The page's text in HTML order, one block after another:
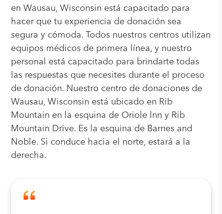
en Wausau, Wisconsin está capacitado para
hacer que tu experiencia de donación sea
segura y cómoda. Todos nuestros centros utilizan
equipos médicos de primera línea, y nuestro
personal está capacitado para brindarte todas
las respuestas que necesites durante el proceso
de donación. Nuestro centro de donaciones de
Wausau, Wisconsin está ubicado en Rib
Mountain en la esquina de Oriole lnn y Rib
Mountain Drive. Es la esquina de Barnes and
Noble. Si conduce hacia el norte, estará a la
derecha.